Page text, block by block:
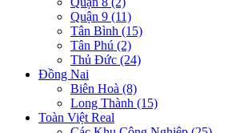
Quận 9 (11)
Tân Bình (15)
Tân Phú (2)
Thủ Đức (24)
Đồng Nai
Biên Hoà (8)
Long Thành (15)
Toàn Việt Real